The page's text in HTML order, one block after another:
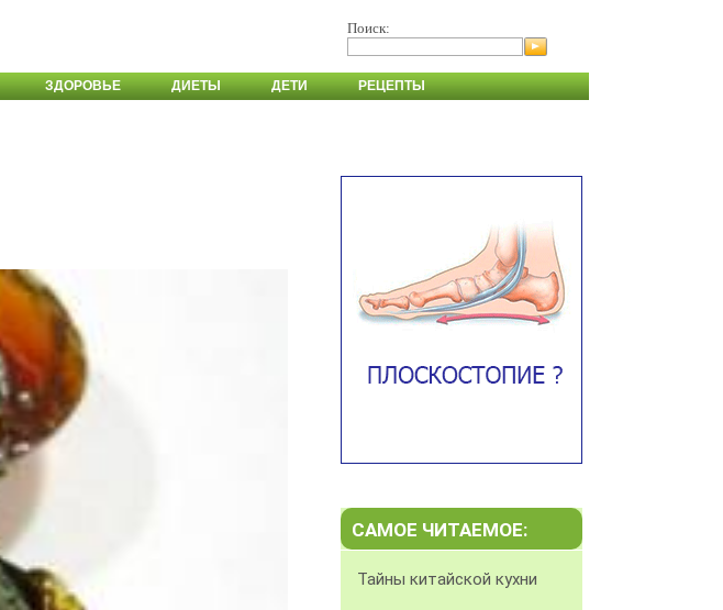
Поиск:
ЗДОРОВЬЕ ДИЕТЫ ДЕТИ РЕЦЕПТЫ
САМОЕ ЧИТАЕМОЕ:
Тайны китайской кухни